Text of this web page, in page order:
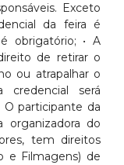
Exceto
da feira é
obrigatório; • A
de retirar o
ou atrapalhar o
será
O participante da
do
tem direitos
e Filmagens) de